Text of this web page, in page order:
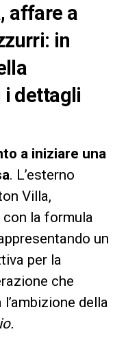
affare a
in
i dettagli
a iniziare una
. L’esterno
Villa,
la formula
un
per la
che
della